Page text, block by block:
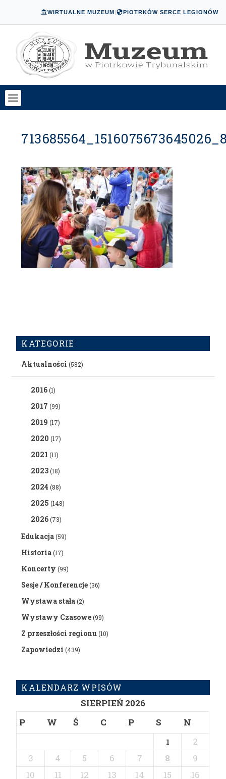
WIRTUALNE MUZEUM| PIOTRKÓW SERCE LEGIONÓW
KATEGORIE
Aktualności (582)
2016(1)
2017 (99)
2019 (17)
2020 (17)
2021 (11)
2023(18)
2024 (88)
2025 (148)
2026(73)
Edukacja(59)
Historia(17)
Koncerty (99)
Sesje / Konferencje(36)
Wystawa stała(2)
Wystawy Czasowe(99)
Z przeszłości regionu(10)
Zapowiedzi (439)
KALENDARZ WPISÓW
SIERPIEŃ 2026
P
W Ś C P S N
1
2
3
4 5 6 7 8
9
10
11 12 13 14 15
16